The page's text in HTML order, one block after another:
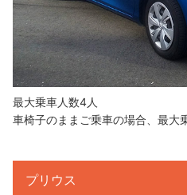
最大乗車人数4人
車椅子のままご乗車の場合、最大
プリウス